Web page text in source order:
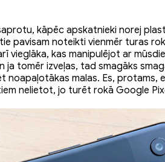
kāpēc apskatnieki norej
pavisam noteikti vienmēr turas
vieglāka, kas manipulējot ar
ja tomēr izveļas, tad smagāks
noapaļotākas malas. Es, protams,
nelietot, jo turēt rokā Google